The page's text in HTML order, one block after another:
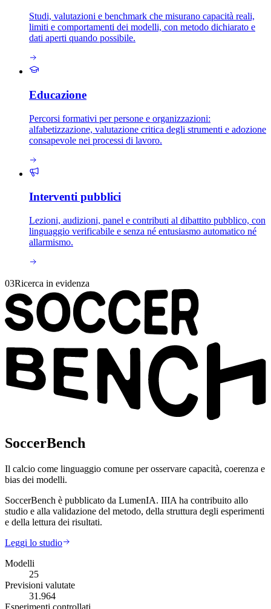
Studi, valutazioni e benchmark che misurano capacità reali,
limiti e comportamenti dei modelli, con metodo dichiarato e
dati aperti quando possibile.
Educazione
Percorsi formativi per persone e organizzazioni:
alfabetizzazione, valutazione critica degli strumenti e adozione
consapevole nei processi di lavoro.
Interventi pubblici
Lezioni, audizioni, panel e contributi al dibattito pubblico, con
linguaggio verificabile e senza né entusiasmo automatico né
allarmismo.
03Ricerca in evidenza
SoccerBench
Il calcio come linguaggio comune per osservare capacità, coerenza e
bias dei modelli.
SoccerBench è pubblicato da LumenIA. IIIA ha contribuito allo
studio e alla validazione del metodo, della struttura degli esperimenti
e della lettura dei risultati.
Leggi lo studio
Modelli
25
Previsioni valutate
31.964